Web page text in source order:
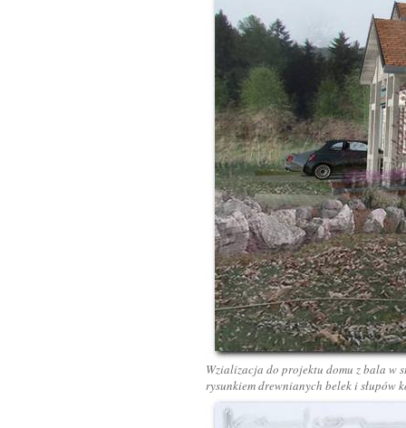
Wzializacja do projektu domu z bala w
rysunkiem drewnianych belek i słupów